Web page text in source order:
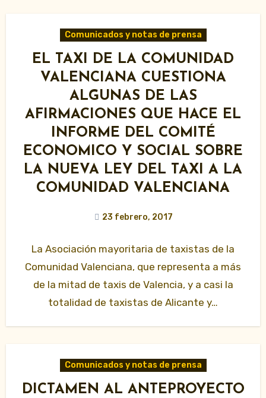
Comunicados y notas de prensa
EL TAXI DE LA COMUNIDAD
VALENCIANA CUESTIONA
ALGUNAS DE LAS
AFIRMACIONES QUE HACE EL
INFORME DEL COMITÉ
ECONOMICO Y SOCIAL SOBRE
LA NUEVA LEY DEL TAXI A LA
COMUNIDAD VALENCIANA
23 febrero, 2017
La Asociación mayoritaria de taxistas de la
Comunidad Valenciana, que representa a más
de la mitad de taxis de Valencia, y a casi la
totalidad de taxistas de Alicante y…
Comunicados y notas de prensa
DICTAMEN AL ANTEPROYECTO